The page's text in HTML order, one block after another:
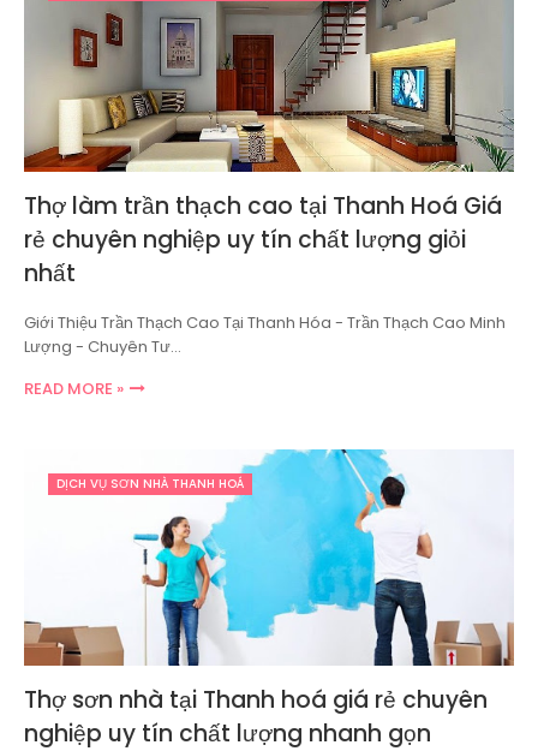
Thợ làm trần thạch cao tại Thanh Hoá Giá
rẻ chuyên nghiệp uy tín chất lượng giỏi
nhất
Giới Thiệu Trần Thạch Cao Tại Thanh Hóa - Trần Thạch Cao Minh
Lượng - Chuyên Tư…
READ MORE »
DỊCH VỤ SƠN NHÀ THANH HOÁ
Thợ sơn nhà tại Thanh hoá giá rẻ chuyên
nghiệp uy tín chất lượng nhanh gọn